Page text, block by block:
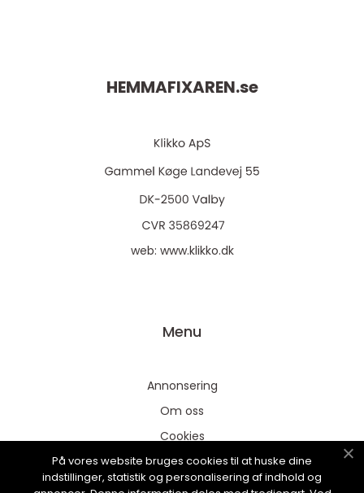
HEMMAFIXAREN.se
web: www.klikko.dk
Menu
Annonsering
Om oss
Cookies
Kontakta oss
Sitemap
På vores website bruges cookies til at huske dine
indstillinger, statistik og personalisering af indhold og